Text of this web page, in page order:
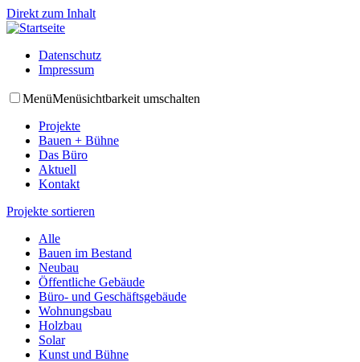
Direkt zum Inhalt
Datenschutz
Impressum
MenüMenüsichtbarkeit umschalten
Projekte
Bauen + Bühne
Das Büro
Aktuell
Kontakt
Projekte sortieren
Alle
Bauen im Bestand
Neubau
Öffentliche Gebäude
Büro- und Geschäftsgebäude
Wohnungsbau
Holzbau
Solar
Kunst und Bühne